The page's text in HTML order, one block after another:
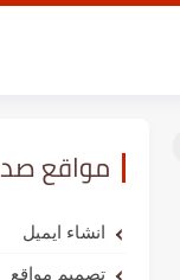
مواقع
انشاء ايميل
تصميم مواقع